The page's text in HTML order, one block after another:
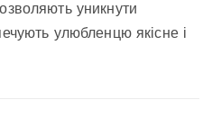
уникнути
улюбленцю якісне і